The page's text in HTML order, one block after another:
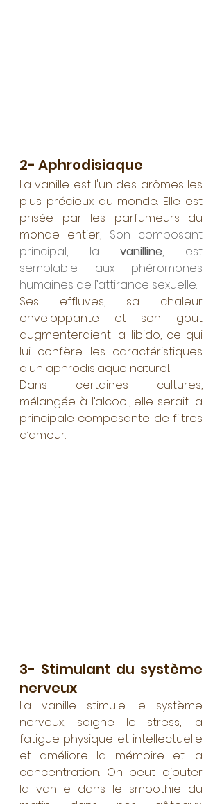
2- Aphrodisiaque
La vanille est l'un des arômes les
plus précieux au monde. Elle est
prisée par les parfumeurs du
monde entier, Son composant
principal, la vanilline, est
semblable aux phéromones
humaines de l’attirance sexuelle.
Ses effluves, sa chaleur
enveloppante et son goût
augmenteraient la libido, ce qui
lui confère les caractéristiques
d'un aphrodisiaque naturel.
Dans certaines cultures,
mélangée à l’alcool, elle serait la
principale composante de filtres
d’amour.
3- Stimulant du système
nerveux
La vanille stimule le système
nerveux, soigne le stress, la
fatigue physique et intellectuelle
et améliore la mémoire et la
concentration. On peut ajouter
la vanille dans le smoothie du